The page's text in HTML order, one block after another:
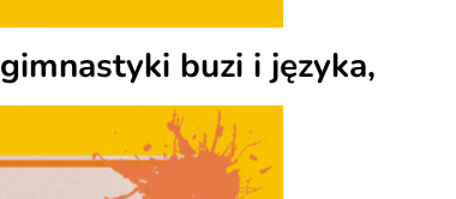
gimnastyki buzi i języka,